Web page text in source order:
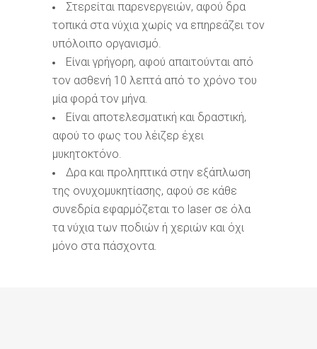
Στερείται παρενεργειών, αφού δρα
τοπικά στα νύχια χωρίς να επηρεάζει τον
υπόλοιπο οργανισμό.
Είναι γρήγορη, αφού απαιτούνται από
τον ασθενή 10 λεπτά από το χρόνο του
μία φορά τον μήνα.
Είναι αποτελεσματική και δραστική,
αφού το φως του λέιζερ έχει
μυκητοκτόνο.
Δρα και προληπτικά στην εξάπλωση
της ονυχομυκητίασης, αφού σε κάθε
συνεδρία εφαρμόζεται το laser σε όλα
τα νύχια των ποδιών ή χεριών και όχι
μόνο στα πάσχοντα.